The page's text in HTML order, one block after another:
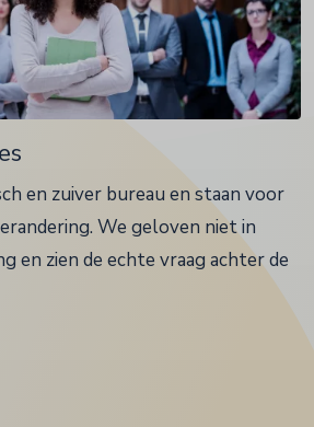
en zuiver bureau en staan voor
We geloven niet in
en zien de echte vraag achter de